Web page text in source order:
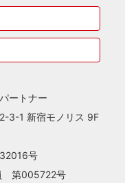
ートナー
3-1 新宿モノリス 9F
号
第005722号